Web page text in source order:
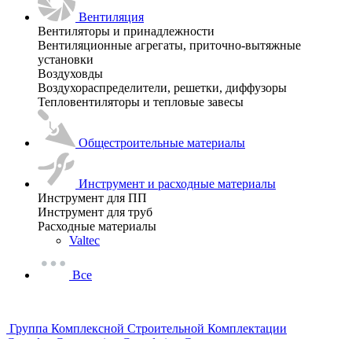
Вентиляция
Вентиляторы и принадлежности
Вентиляционные агрегаты, приточно-вытяжные
установки
Воздуховды
Воздухораспределители, решетки, диффузоры
Тепловентиляторы и тепловые завесы
Общестроительные материалы
Инструмент и расходные материалы
Инструмент для ПП
Инструмент для труб
Расходные материалы
Valtec
Все
Группа Комплексной Строительной Комплектации